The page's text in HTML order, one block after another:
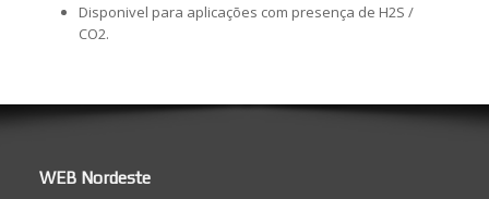
Disponivel para aplicações com presença de H2S /
CO2.
WEB Nordeste